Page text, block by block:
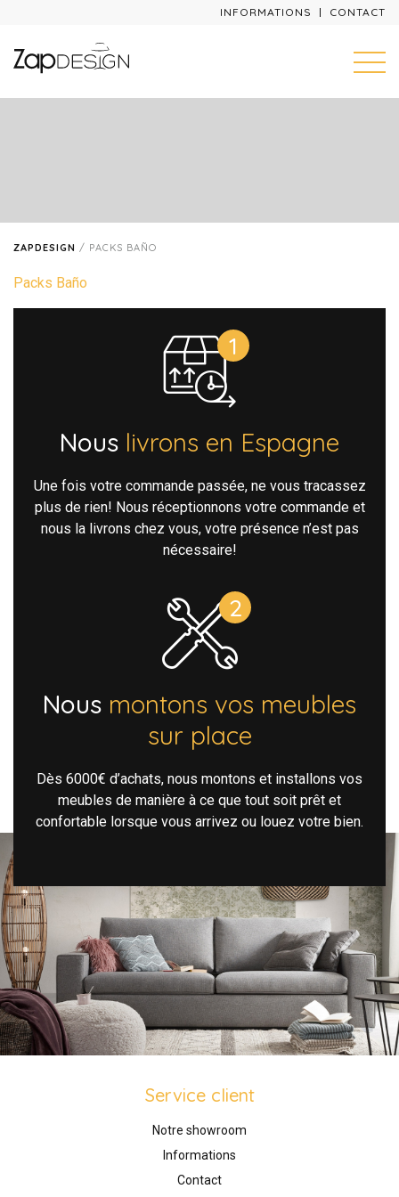
INFORMATIONS CONTACT
ZAPDESIGN / PACKS BAÑO
Packs Baño
Nous livrons en Espagne
Une fois votre commande passée, ne vous tracassez
plus de rien! Nous réceptionnons votre commande et
nous la livrons chez vous, votre présence n’est pas
nécessaire!
Nous montons vos meubles
sur place
Dès 6000€ d’achats, nous montons et installons vos
meubles de manière à ce que tout soit prêt et
confortable lorsque vous arrivez ou louez votre bien.
Service client
Notre showroom
Informations
Contact